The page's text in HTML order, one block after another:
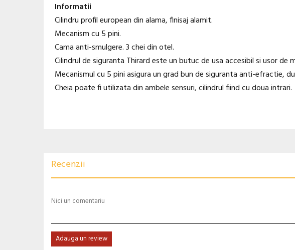
Informatii
Cilindru profil european din alama, finisaj alamit.
Mecanism cu 5 pini.
Cama anti-smulgere. 3 chei din otel.
Cilindrul de siguranta Thirard este un butuc de usa accesibil si usor
Mecanismul cu 5 pini asigura un grad bun de siguranta anti-efractie,
Cheia poate fi utilizata din ambele sensuri, cilindrul fiind cu doua intrari.
Recenzii
Nici un comentariu
Adauga un review